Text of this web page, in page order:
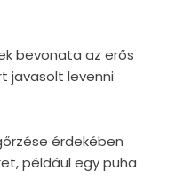
bevonata az erős
javasolt levenni
érdekében
például egy puha